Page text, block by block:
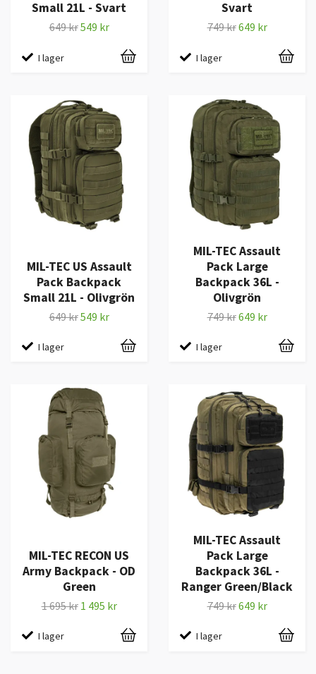
Small 21L - Svart
649 kr549 kr
I lager
Svart
749 kr649 kr
I lager
MIL-TEC US Assault
Pack Backpack
Small 21L - Olivgrön
649 kr549 kr
I lager
MIL-TEC Assault
Pack Large
Backpack 36L -
Olivgrön
749 kr649 kr
I lager
MIL-TEC RECON US
Army Backpack - OD
Green
1 695 kr 1 495 kr
I lager
MIL-TEC Assault
Pack Large
Backpack 36L -
Ranger Green/Black
749 kr649 kr
I lager